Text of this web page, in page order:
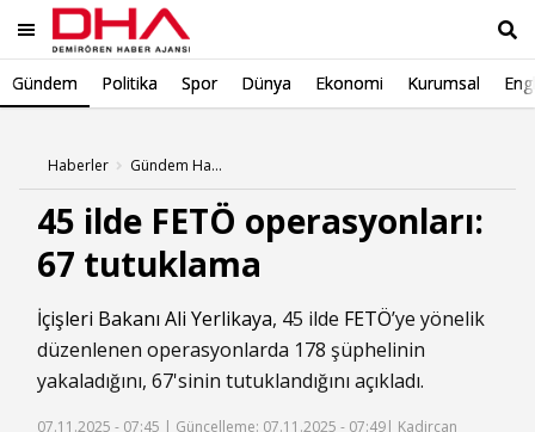
Gündem Politika Spor Dünya Ekonomi Kurumsal
Haberler Gündem Haberleri
45 ilde FETÖ operasyonları:
67 tutuklama
İçişleri Bakanı Ali Yerlikaya, 45 ilde FETÖ’ye yönelik
düzenlenen operasyonlarda 178 şüphelinin
yakaladığını, 67'sinin tutuklandığını açıkladı.
07.11.2025 - 07:45 | Güncelleme: 07.11.2025 - 07:49| Kadircan